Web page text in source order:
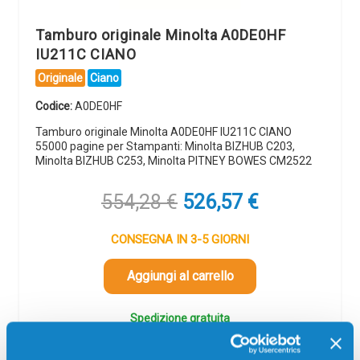
Tamburo originale Minolta A0DE0HF
IU211C CIANO
Originale Ciano
Codice:A0DE0HF
Tamburo originale Minolta A0DE0HF IU211C CIANO
55000 pagine per Stampanti: Minolta BIZHUB C203,
Minolta BIZHUB C253, Minolta PITNEY BOWES CM2522
554,28€ Il
originale
era:
554,28 €.
526,57 €Il
CONSEGNA IN 3-5 GIORNI
Aggiungi al carrello
Spedizione gratuita